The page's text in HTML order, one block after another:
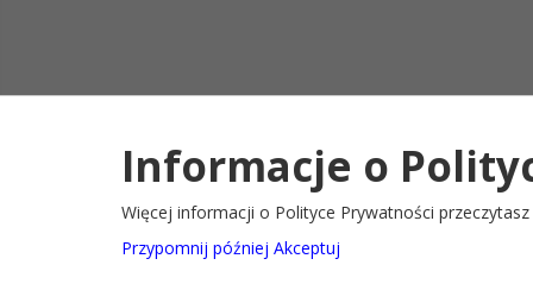
2022@ Oficjalny serwis internetowy Gminy Ryglice Deklaracja
Informacje o
Więcej informacji o Polityce Prywatności przeczytasz
Przypomnij później Akceptuj